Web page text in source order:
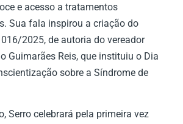
e acesso a tratamentos
Sua fala inspirou a criação do
2025, de autoria do vereador
Guimarães Reis, que instituiu o Dia
sobre a Síndrome de
Serro celebrará pela primeira vez